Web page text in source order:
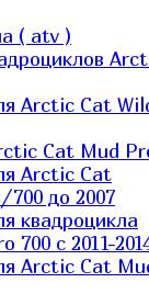
( atv )
Arctic Cat
Cat Mud
Arctic Cat
до 2007
квадроцикла
700 с 2011-
Arctic Cat